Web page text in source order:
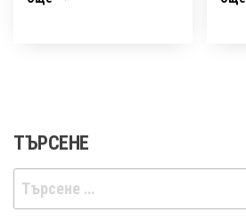
ТЪРСЕНЕ
Търсене
за: